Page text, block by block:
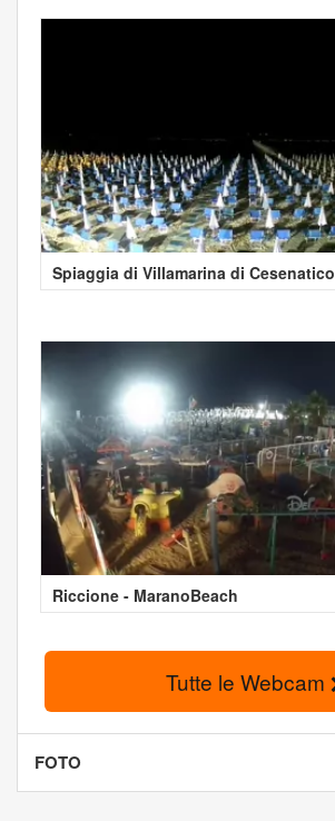
Spiaggia di Villamarina di Cesenatico
Riccione - MaranoBeach
Tutte le Webcam
FOTO